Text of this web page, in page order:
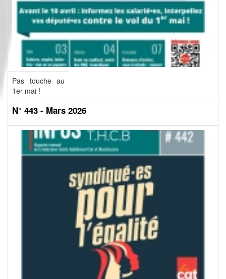
Pas touche au
1er mai !
N° 443 - Mars 2026